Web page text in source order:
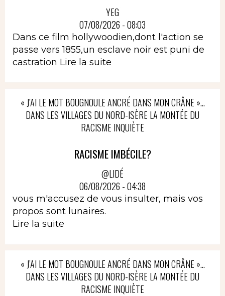
YEG
07/08/2026 - 08:03
Dans ce film hollywoodien,dont l'action se
passe vers 1855,un esclave noir est puni de
castration Lire la suite
« J’AI LE MOT BOUGNOULE ANCRÉ DANS MON CRÂNE »…
DANS LES VILLAGES DU NORD-ISÈRE LA MONTÉE DU
RACISME INQUIÈTE
RACISME IMBÉCILE?
@LIDÉ
06/08/2026 - 04:38
vous m'accusez de vous insulter, mais vos
propos sont lunaires.
Lire la suite
« J’AI LE MOT BOUGNOULE ANCRÉ DANS MON CRÂNE »…
DANS LES VILLAGES DU NORD-ISÈRE LA MONTÉE DU
RACISME INQUIÈTE